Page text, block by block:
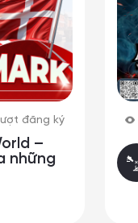
lượt đăng ký
–
những